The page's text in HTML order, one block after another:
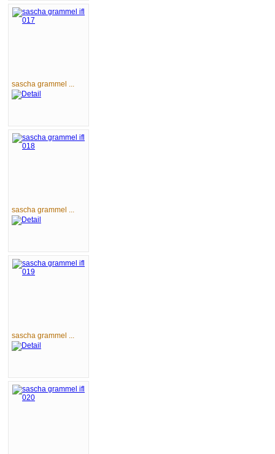
sascha grammel ...
sascha grammel ...
sascha grammel ...